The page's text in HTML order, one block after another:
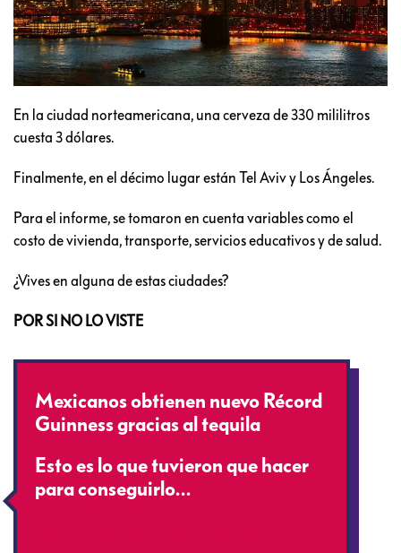
En la ciudad norteamericana, una cerveza de 330 mililitros
cuesta 3 dólares.
Finalmente, en el décimo lugar están Tel Aviv y Los Ángeles.
Para el informe, se tomaron en cuenta variables como el
costo de vivienda, transporte, servicios educativos y de salud.
¿Vives en alguna de estas ciudades?
POR SI NO LO VISTE
Mexicanos obtienen nuevo Récord
Guinness gracias al tequila
Esto es lo que tuvieron que hacer
para conseguirlo…